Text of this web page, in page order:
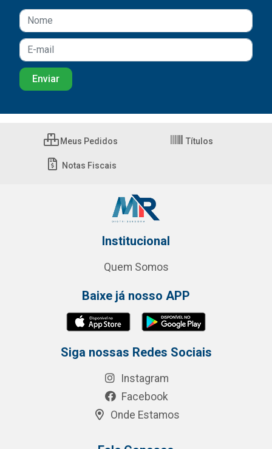
Meus Pedidos Títulos
Notas Fiscais
Institucional
Quem Somos
Baixe já nosso APP
Siga nossas Redes Sociais
Instagram
Facebook
Onde Estamos